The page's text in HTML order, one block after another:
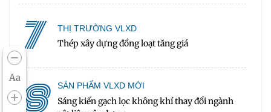
Aa
7 THỊ TRƯỜNG VLXD
Thép xây dựng đồng loạt tăng giá
8 SẢN PHẨM VLXD MỚI
Sáng kiến gạch lọc không khí thay đổi ngành